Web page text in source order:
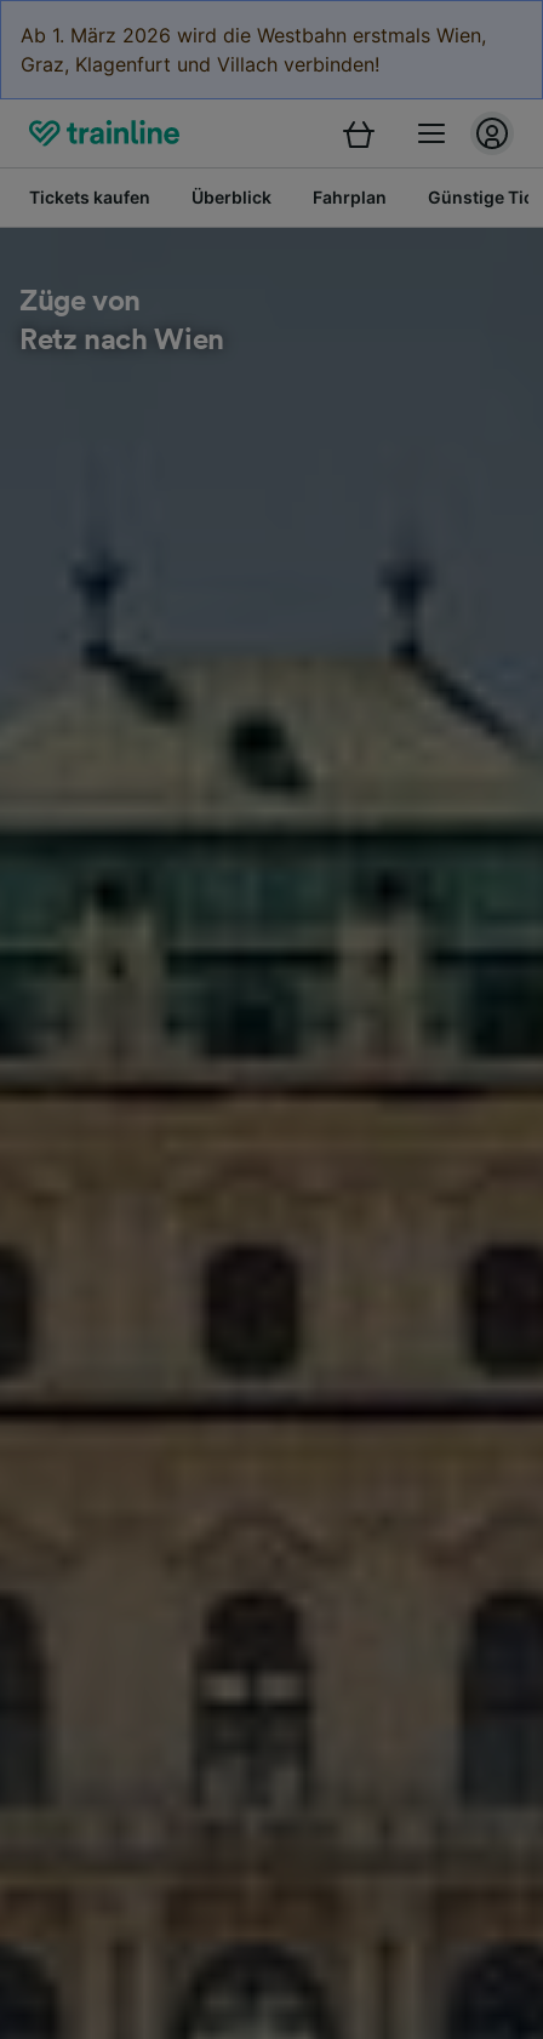
Ab 1. März 2026 wird die Westbahn erstmals Wien,
Graz, Klagenfurt und Villach verbinden!
Tickets kaufen Überblick Fahrplan Günstige
Züge von
Retz nach Wien